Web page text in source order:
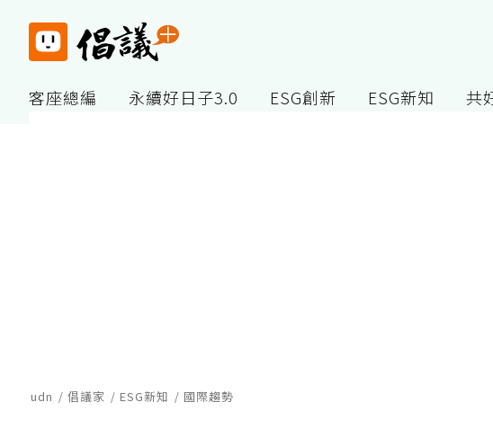
客座總編 永續好日子3.0 ESG創新 ESG新知 共
udn 倡議家 ESG新知 國際趨勢